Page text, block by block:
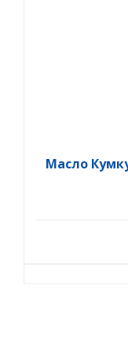
Масло